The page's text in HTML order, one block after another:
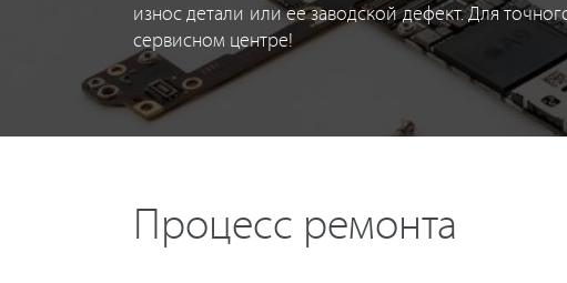
износ детали или ее заводской дефект. Для
сервисном центре!
Процесс ремонта